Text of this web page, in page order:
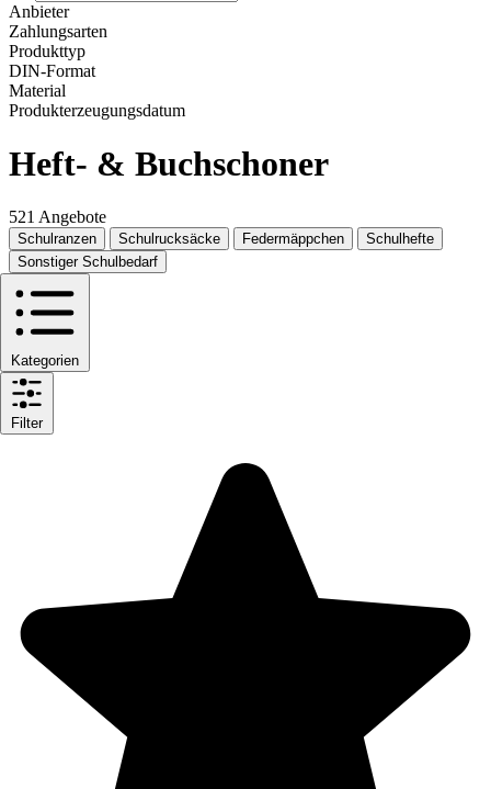
Anbieter
Zahlungsarten
Produkttyp
DIN-Format
Material
Produkterzeugungsdatum
Heft- & Buchschoner
521 Angebote
Schulranzen Schulrucksäcke Federmäppchen
Schulhefte
Sonstiger Schulbedarf
Kategorien
Filter